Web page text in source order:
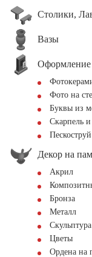
Столики,
Вазы
Оформление
Фото на
Буквы из
Скарпель
Пескоструй
Декор на
Акрил
Бронза
Металл
Скульптура
Цветы
Ордена на